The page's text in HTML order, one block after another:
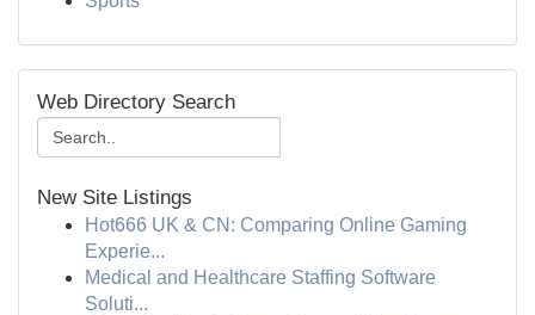
Web Directory Search
New Site Listings
Hot666 UK & CN: Comparing Online Gaming
Experie...
Medical and Healthcare Staffing Software
Soluti...